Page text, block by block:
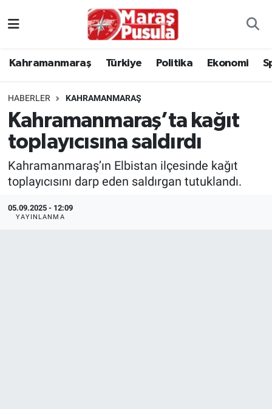
Kahramanmaraş Türkiye Politika Ekonomi
HABERLER KAHRAMANMARAŞ
Kahramanmaraş’ta kağıt
toplayıcısına saldırdı
Kahramanmaraş’ın Elbistan ilçesinde kağıt
toplayıcısını darp eden saldırgan tutuklandı.
05.09.2025 - 12:09
YAYINLANMA
Politika
Ekonomi
Spor
İstanbul Trafik Yoğunluk Haritası
Süper Lig Puan Durumu ve Fikstür
Tüm Manşetler